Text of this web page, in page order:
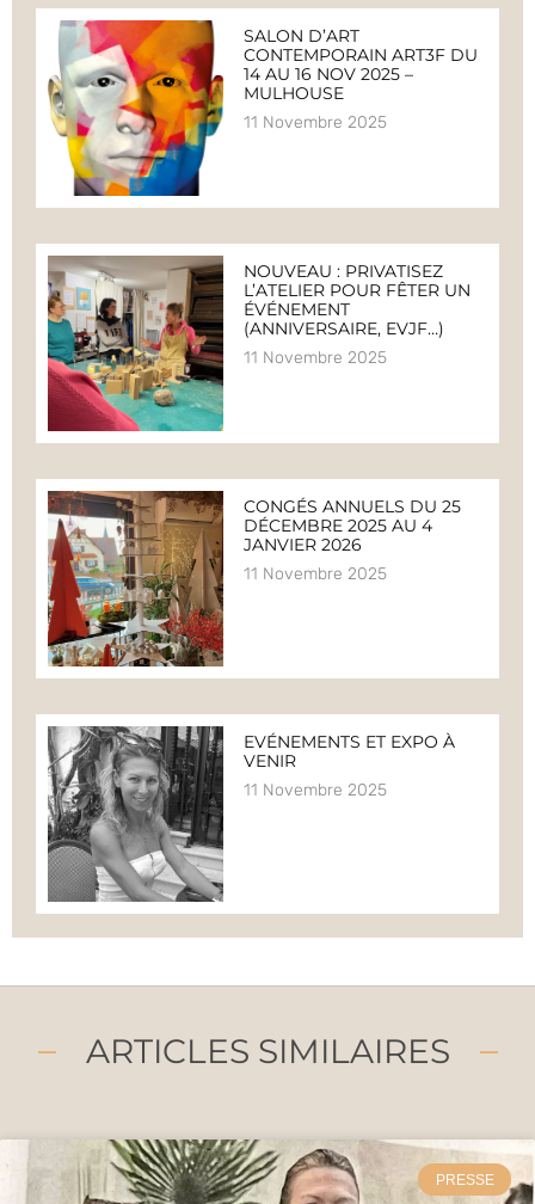
SALON D’ART
CONTEMPORAIN ART3F DU
14 AU 16 NOV 2025 –
MULHOUSE
11 Novembre 2025
NOUVEAU : PRIVATISEZ
L’ATELIER POUR FÊTER UN
ÉVÉNEMENT
(ANNIVERSAIRE, EVJF…)
11 Novembre 2025
CONGÉS ANNUELS DU 25
DÉCEMBRE 2025 AU 4
JANVIER 2026
11 Novembre 2025
EVÉNEMENTS ET EXPO À
VENIR
11 Novembre 2025
ARTICLES SIMILAIRES
PRESSE